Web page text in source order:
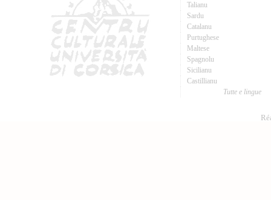
Talianu
Sardu
Catalanu
Purtughese
Maltese
Spagnolu
Sicilianu
Castillianu
Tutte e lingue